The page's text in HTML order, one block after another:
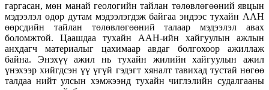
гаргасан, мөн манай геологийн тайлан төлөвлөгөөний явцын
мэдээлэл өдөр дутам мэдээлэгдэж байгаа эндээс тухайн ААН
өөрсдийн тайлан төлөвлөгөөний талаар мэдээлэл авах
боломжтой. Цаашдаа тухайн ААН-ийн хайгуулын ажлын
анхдагч материалыг цахимаар авдаг болгохоор ажиллаж
байна. Энэхүү ажил нь тухайн жилийн хайгуулын ажил
үнэхээр хийгдсэн үү үгүй гэдэгт хяналт тавихад тустай нөгөө
талдаа нийт улсын хэмжээнд тухайн чиглэлийн судалгааны